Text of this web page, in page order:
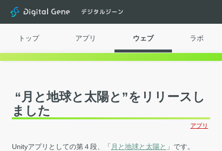
Digital Gene
トップ アプリ ウェブ ラボ
“月と地球と太陽と”をリリースし
ました
アプリ
Unityアプリとしての第４段、「 月と地球と太陽と 」です。